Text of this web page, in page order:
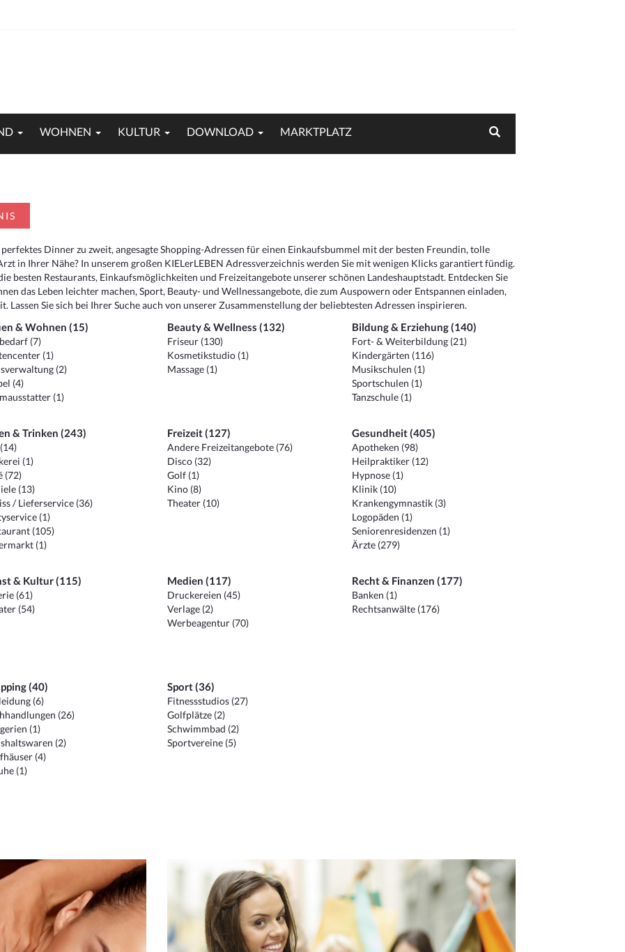
WOHNEN KULTUR DOWNLOAD MARKTPLATZ
Dinner zu zweit, angesagte Shopping-Adressen für einen Einkaufsbummel mit der besten Freundin, tolle
in Ihrer Nähe? In unserem großen KIELerLEBEN Adressverzeichnis werden Sie mit wenigen Klicks garantiert fündig.
besten Restaurants, Einkaufsmöglichkeiten und Freizeitangebote unserer schönen Landeshauptstadt. Entdecken Sie
das Leben leichter machen, Sport, Beauty- und Wellnessangebote, die zum Auspowern oder Entspannen einladen,
Lassen Sie sich bei Ihrer Suche auch von unserer Zusammenstellung der beliebtesten Adressen inspirieren.
& Wohnen (15)
(7)
(1)
(2)
(4)
(1)
Beauty & Wellness (132)
Friseur (130)
Kosmetikstudio (1)
Massage (1)
Bildung & Erziehung (140)
Fort- & Weiterbildung (21)
Kindergärten (116)
Musikschulen (1)
Sportschulen (1)
Tanzschule (1)
& Trinken (243)
(1)
(72)
(13)
/ Lieferservice (36)
(1)
(105)
(1)
Freizeit (127)
Andere Freizeitangebote (76)
Disco (32)
Golf (1)
Kino (8)
Theater (10)
Gesundheit (405)
Apotheken (98)
Heilpraktiker (12)
Hypnose (1)
Klinik (10)
Krankengymnastik (3)
Logopäden (1)
Seniorenresidenzen (1)
Ärzte (279)
& Kultur (115)
(61)
(54)
Medien (117)
Druckereien (45)
Verlage (2)
Werbeagentur (70)
Recht & Finanzen (177)
Banken (1)
Rechtsanwälte (176)
(40)
(6)
(26)
(1)
(2)
(4)
(1)
Sport (36)
Fitnessstudios (27)
Golfplätze (2)
Schwimmbad (2)
Sportvereine (5)